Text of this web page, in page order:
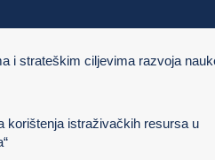
i strateškim ciljevima razvoja
korištenja istraživačkih resursa u